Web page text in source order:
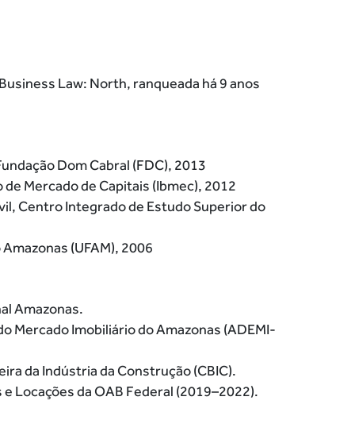
Law: North, ranqueada há 9 anos
Dom Cabral (FDC), 2013
Mercado de Capitais (Ibmec), 2012
Centro Integrado de Estudo Superior do
(UFAM), 2006
Amazonas.
Mercado Imobiliário do Amazonas (ADEMI-
da Indústria da Construção (CBIC).
Locações da OAB Federal (2019–2022).